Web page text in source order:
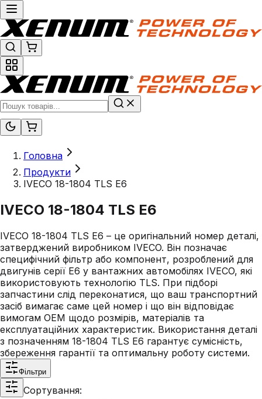
Головна
Продукти
IVECO 18-1804 TLS E6
IVECO 18-1804 TLS E6
IVECO 18-1804 TLS E6 – це оригінальний номер деталі,
затверджений виробником IVECO. Він позначає
специфічний фільтр або компонент, розроблений для
двигунів серії E6 у вантажних автомобілях IVECO, які
використовують технологію TLS. При підборі
запчастини слід переконатися, що ваш транспортний
засіб вимагає саме цей номер і що він відповідає
вимогам OEM щодо розмірів, матеріалів та
експлуатаційних характеристик. Використання деталі
з позначенням 18-1804 TLS E6 гарантує сумісність,
збереження гарантії та оптимальну роботу системи.
Фільтри
Сортування: